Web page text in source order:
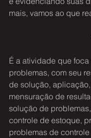
mais, vamos ao que
É a atividade que
problemas, com seu
de solução,
mensuração de
solução de
controle de estoque,
problemas de